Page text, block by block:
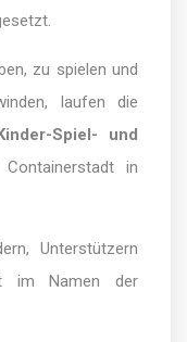
zu spielen und
laufen die
Spiel- und
in
Unterstützern
im Namen der